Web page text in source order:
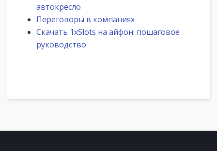
автокресло
Переговоры в компаниях
Скачать 1xSlots на айфон: пошаговое
руководство